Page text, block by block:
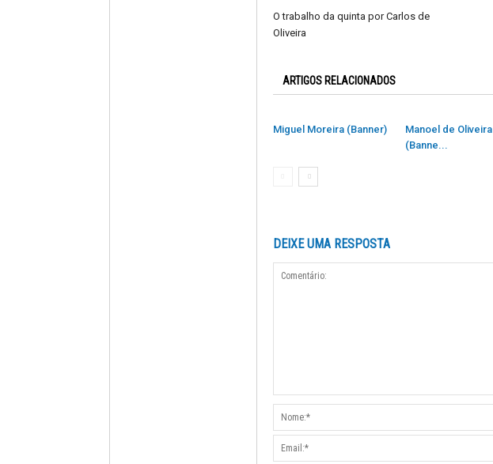
O trabalho da quinta por Carlos de
Oliveira
ARTIGOS RELACIONADOS
Miguel Moreira (Banner)
Manoel de Oliveira
(Banne...
DEIXE UMA RESPOSTA